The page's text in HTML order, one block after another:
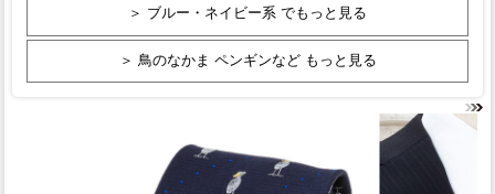
＞ ブルー・ネイビー系 でもっと見る
＞ 鳥のなかま ペンギンなど もっと見る